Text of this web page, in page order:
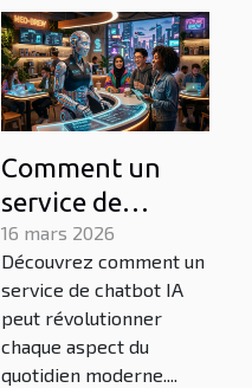
Comment un
service de
chatbot IA peut
transformer
votre quotidien ?
16 mars 2026
Découvrez comment un
service de chatbot IA
peut révolutionner
chaque aspect du
quotidien moderne....